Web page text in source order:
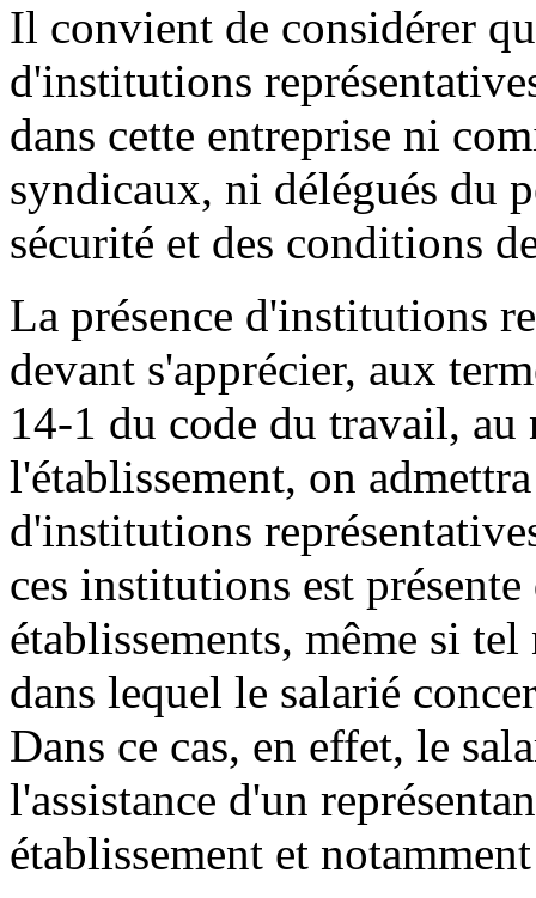
Il convient de considérer
d'institutions
dans cette entreprise ni
syndicaux, ni délégués du
sécurité et des conditions
La présence d'institutions
devant s'apprécier, aux
14-1 du code du travail, au
l'établissement, on
d'institutions
ces institutions est
établissements, même si
dans lequel le salarié
Dans ce cas, en effet, le
l'assistance d'un
établissement et